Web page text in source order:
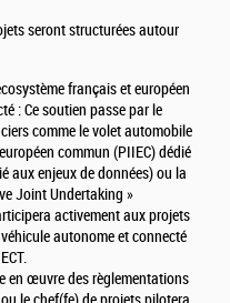
seront structurées autour
français et européen
: Ce soutien passe par le
comme le volet automobile
commun (PIIEC) dédié
aux enjeux de données) ou la
Joint Undertaking »
activement aux projets
autonome et connecté
en œuvre des règlementations